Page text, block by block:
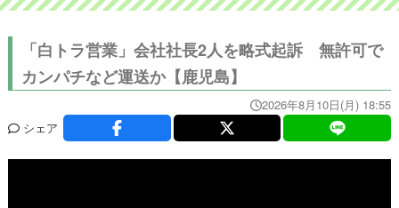
「白トラ営業」会社社長2人を略式起訴 無許可で
カンパチなど運送か【鹿児島】
2026年8月10日(月) 18:55
シェア